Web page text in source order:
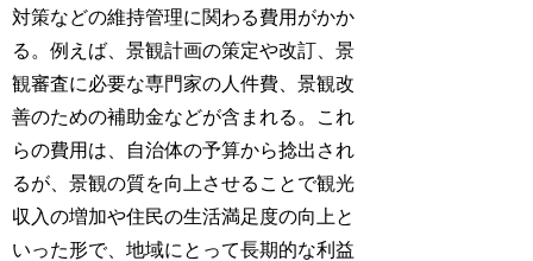
対策などの維持管理に関わる費用がかか
る。例えば、景観計画の策定や改訂、景
観審査に必要な専門家の人件費、景観改
善のための補助金などが含まれる。これ
らの費用は、自治体の予算から捻出され
るが、景観の質を向上させることで観光
収入の増加や住民の生活満足度の向上と
いった形で、地域にとって長期的な利益